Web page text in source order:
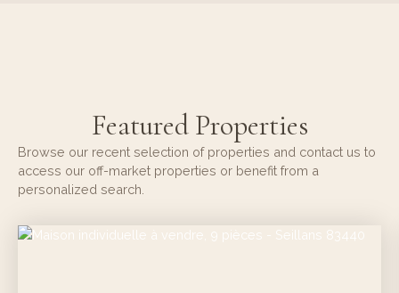
Featured Properties
Browse our recent selection of properties and contact us to
access our off-market properties or benefit from a
personalized search.